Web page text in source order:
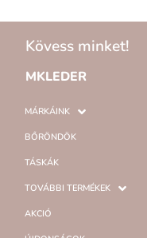
Kövess minket!
MKLEDER
MÁRKÁINK
BŐRÖNDÖK
TÁSKÁK
TOVÁBBI TERMÉKEK
AKCIÓ